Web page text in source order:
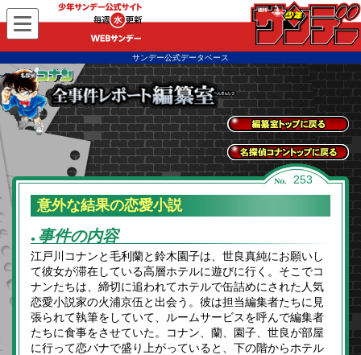
WEBサンデー
サンデー公式データベース
全事件レポートトッ
プに戻る
名探偵コナントップ
に戻る
253
意外な結果の恋愛小説
● 事件の内容
江戸川コナンと毛利蘭と鈴木園子は、世良真純にお願いし
て彼女が滞在している高層ホテルに遊びに行く。そこでコ
ナンたちは、締切に追われてホテルで缶詰めにされた人気
恋愛小説家の火浦京伍と出会う。彼は担当編集者たちに見
張られて執筆をしていて、ルームサービスを呼んで編集者
たちに食事をさせていた。コナン、蘭、園子、世良が部屋
に行って恋バナで盛り上がっていると、下の階からホテル